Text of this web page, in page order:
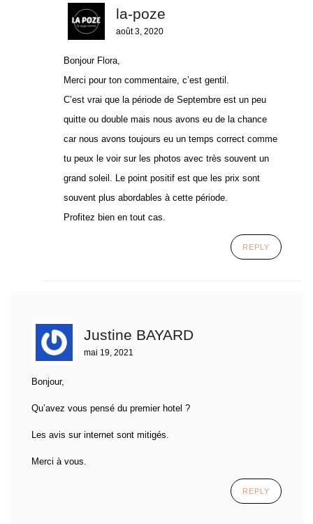
la-poze
août 3, 2020
Bonjour Flora,
Merci pour ton commentaire, c’est gentil.
C’est vrai que la période de Septembre est un peu
quitte ou double mais nous avons eu de la chance
car nous avons toujours eu un temps correct comme
tu peux le voir sur les photos avec très souvent un
grand soleil. Le point positif est que les prix sont
souvent plus abordables à cette période.
Profitez bien en tout cas.
REPLY
Justine BAYARD
mai 19, 2021
Bonjour,
Qu’avez vous pensé du premier hotel ?
Les avis sur internet sont mitigés.
Merci à vous.
REPLY